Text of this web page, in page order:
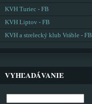
KVH Turiec - FB
KVH Liptov - FB
KVH a strelecký klub Vráble - FB
VYHĽADÁVANIE